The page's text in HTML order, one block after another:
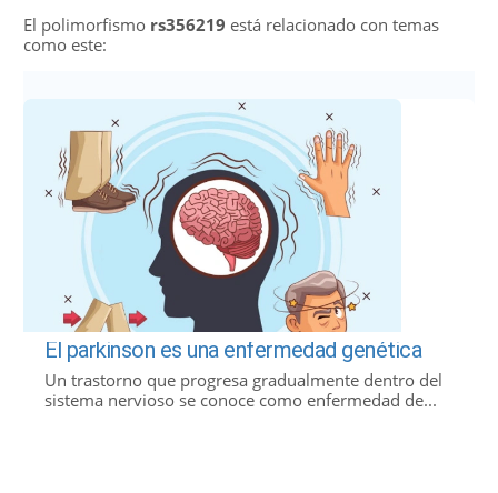
El polimorfismo rs356219 está relacionado con temas
como este:
El parkinson es una enfermedad genética
Un trastorno que progresa gradualmente dentro del
sistema nervioso se conoce como enfermedad de...